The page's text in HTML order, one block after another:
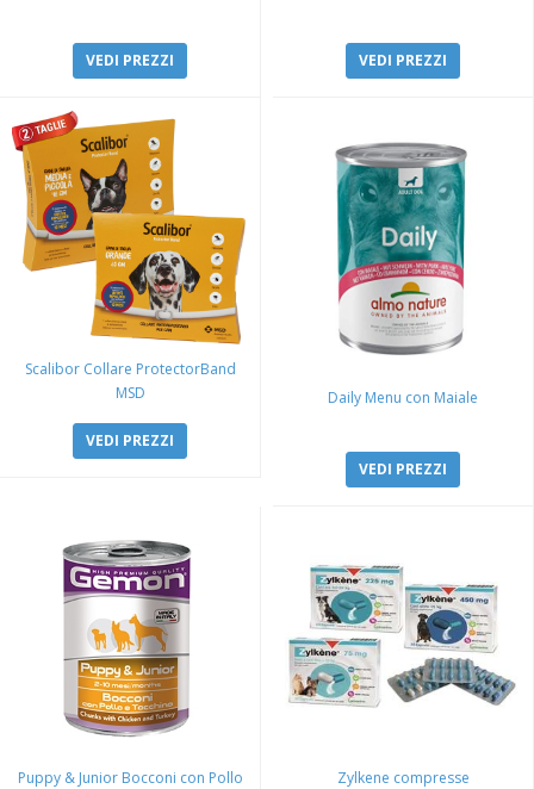
VEDI PREZZI VEDI PREZZI
Scalibor Collare ProtectorBand
MSD
VEDI PREZZI
Daily Menu con Maiale
VEDI PREZZI
Puppy & Junior Bocconi con Pollo
Zylkene compresse